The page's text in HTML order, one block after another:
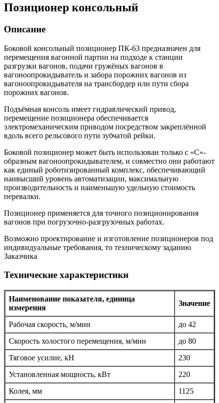
Позиционер консольный
Описание
Боковой консольный позиционер ПК-63 предназначен для
перемещения вагонной партии на подходе к станции
разгрузки вагонов, подачи гружёных вагонов в
вагоноопрокидыватель и забора порожних вагонов из
вагоноопрокидывателя на трансбордер или пути сбора
порожних вагонов.
Подъёмная консоль имеет гидравлический привод,
перемещение позиционера обеспечивается
электромеханическим приводом посредством закреплённой
вдоль всего рельсового пути зубчатой рейки.
Боковой позиционер может быть использован только с «С»-
образным вагоноопрокидывателем, и совместно они работают
как единый роботизированный комплекс, обеспечивающий
наивысший уровень автоматизации, максимальную
производительность и наименьшую удельную стоимость
перевалки.
Позиционер применяется для точного позиционирования
вагонов при погрузочно-разгрузочных работах.
Возможно проектирование и изготовление позиционеров под
индивидуальные требования, то техническому заданию
Заказчика
Технические характеристики
Наименование показателя, единица
измерения
Значение
Рабочая скорость, м/мин
до 42
Скорость холостого перемещения, м/мин
до 80
Тяговое усилие, кН
230
Установленная мощность, кВт
220
Колея, мм
1125